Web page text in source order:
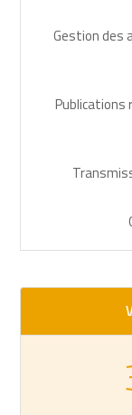
Gestion des
Publications